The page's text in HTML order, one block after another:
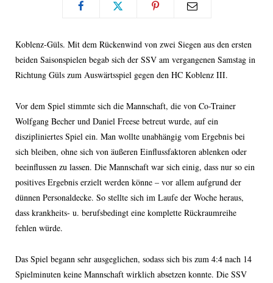
Koblenz-Güls. Mit dem Rückenwind von zwei Siegen aus den ersten
beiden Saisonspielen begab sich der SSV am vergangenen Samstag in
Richtung Güls zum Auswärtsspiel gegen den HC Koblenz III.
Vor dem Spiel stimmte sich die Mannschaft, die von Co-Trainer
Wolfgang Becher und Daniel Freese betreut wurde, auf ein
diszipliniertes Spiel ein. Man wollte unabhängig vom Ergebnis bei
sich bleiben, ohne sich von äußeren Einflussfaktoren ablenken oder
beeinflussen zu lassen. Die Mannschaft war sich einig, dass nur so ein
positives Ergebnis erzielt werden könne – vor allem aufgrund der
dünnen Personaldecke. So stellte sich im Laufe der Woche heraus,
dass krankheits- u. berufsbedingt eine komplette Rückraumreihe
fehlen würde.
Das Spiel begann sehr ausgeglichen, sodass sich bis zum 4:4 nach 14
Spielminuten keine Mannschaft wirklich absetzen konnte. Die SSV